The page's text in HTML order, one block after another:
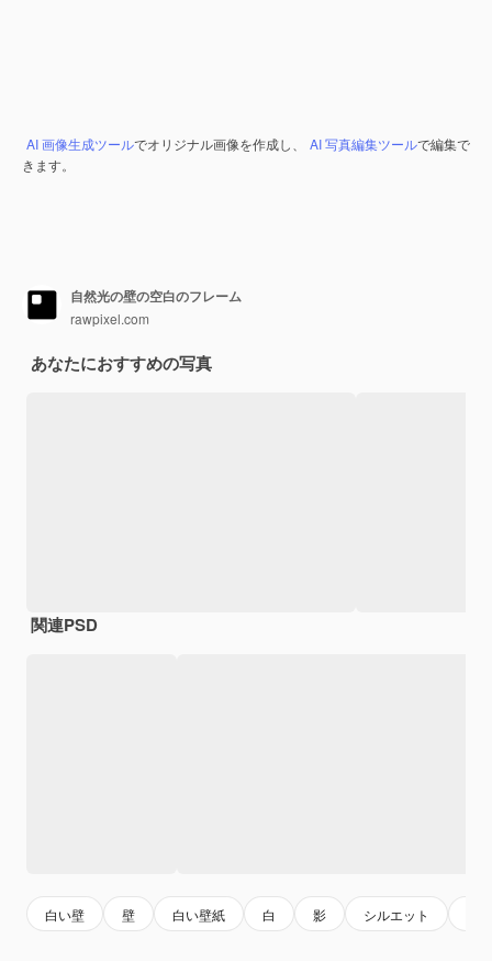
AI 画像生成ツールでオリジナル画像を作成し、 AI 写真編集ツールで編集で
きます。
自然光の壁の空白のフレーム
rawpixel.com
あなたにおすすめの写真
関連PSD
白い壁 壁 白い壁紙 白 影 シルエット